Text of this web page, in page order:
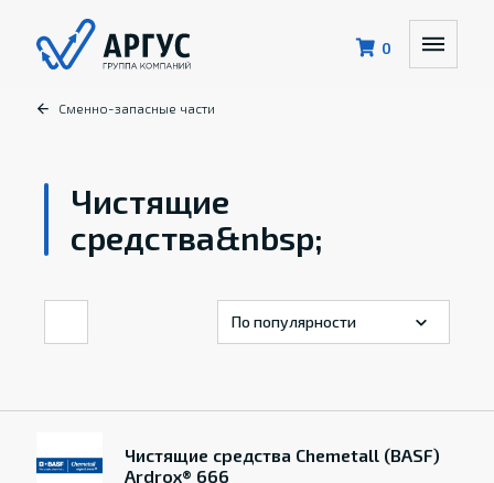
0
Сменно-запасные части
Чистящие
средства&nbsp;
Чистящие средства Chemetall (BASF)
Ardrox® 666